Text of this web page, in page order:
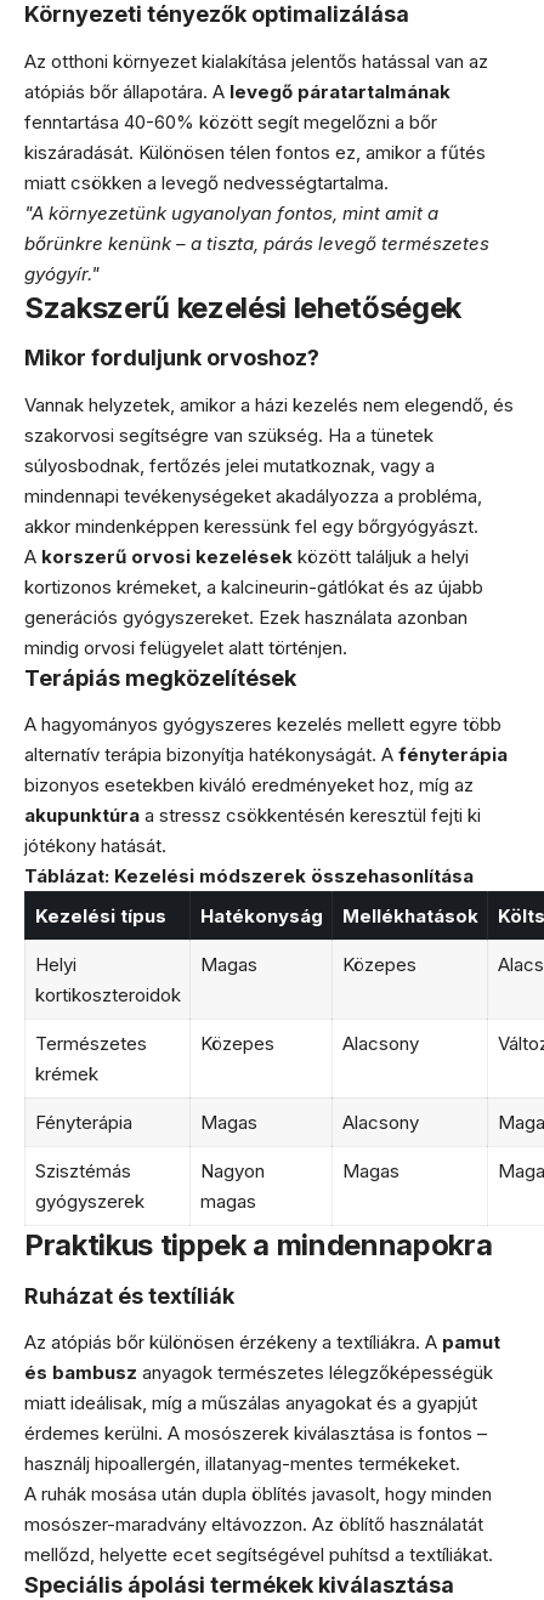
Környezeti tényezők optimalizálása
Az otthoni környezet kialakítása jelentős hatással van az
atópiás bőr állapotára. A levegő páratartalmának
fenntartása 40-60% között segít megelőzni a bőr
kiszáradását. Különösen télen fontos ez, amikor a fűtés
miatt csökken a levegő nedvességtartalma.
"A környezetünk ugyanolyan fontos, mint amit a
bőrünkre kenünk – a tiszta, párás levegő természetes
gyógyír."
Szakszerű kezelési lehetőségek
Mikor forduljunk orvoshoz?
Vannak helyzetek, amikor a házi kezelés nem elegendő, és
szakorvosi segítségre van szükség. Ha a tünetek
súlyosbodnak, fertőzés jelei mutatkoznak, vagy a
mindennapi tevékenységeket akadályozza a probléma,
akkor mindenképpen keressünk fel egy bőrgyógyászt.
A korszerű orvosi kezelések között találjuk a helyi
kortizonos krémeket, a kalcineurin-gátlókat és az újabb
generációs gyógyszereket. Ezek használata azonban
mindig orvosi felügyelet alatt történjen.
Terápiás megközelítések
A hagyományos gyógyszeres kezelés mellett egyre több
alternatív terápia bizonyítja hatékonyságát. A fényterápia
bizonyos esetekben kiváló eredményeket hoz, míg az
akupunktúra a stressz csökkentésén keresztül fejti ki
jótékony hatását.
Táblázat: Kezelési módszerek összehasonlítása
Kezelési típus
Hatékonyság Mellékhatások
Helyi
kortikoszteroidok
Magas Közepes
Természetes
krémek
Közepes Alacsony
Fényterápia Magas Alacsony
Szisztémás
gyógyszerek
Nagyon
magas
Magas
Praktikus tippek a mindennapokra
Ruházat és textíliák
Az atópiás bőr különösen érzékeny a textíliákra. A pamut
és bambusz anyagok természetes lélegzőképességük
miatt ideálisak, míg a műszálas anyagokat és a gyapjút
érdemes kerülni. A mosószerek kiválasztása is fontos –
használj hipoallergén, illatanyag-mentes termékeket.
A ruhák mosása után dupla öblítés javasolt, hogy minden
mosószer-maradvány eltávozzon. Az öblítő használatát
mellőzd, helyette ecet segítségével puhítsd a textíliákat.
Speciális ápolási termékek kiválasztása